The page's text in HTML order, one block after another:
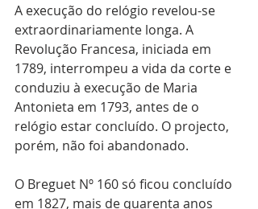
A execução do relógio revelou-se
extraordinariamente longa. A
Revolução Francesa, iniciada em
1789, interrompeu a vida da corte e
conduziu à execução de Maria
Antonieta em 1793, antes de o
relógio estar concluído. O projecto,
porém, não foi abandonado.
O Breguet Nº 160 só ficou concluído
em 1827, mais de quarenta anos